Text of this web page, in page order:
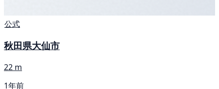
公式
秋田県大仙市
22 m
1年前